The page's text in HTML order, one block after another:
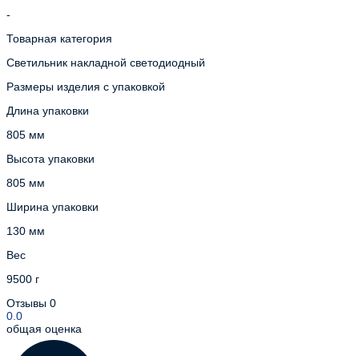
-
Товарная категория
Светильник накладной светодиодный
Размеры изделия с упаковкой
Длина упаковки
805 мм
Высота упаковки
805 мм
Ширина упаковки
130 мм
Вес
9500 г
Отзывы 0
0.0
общая оценка